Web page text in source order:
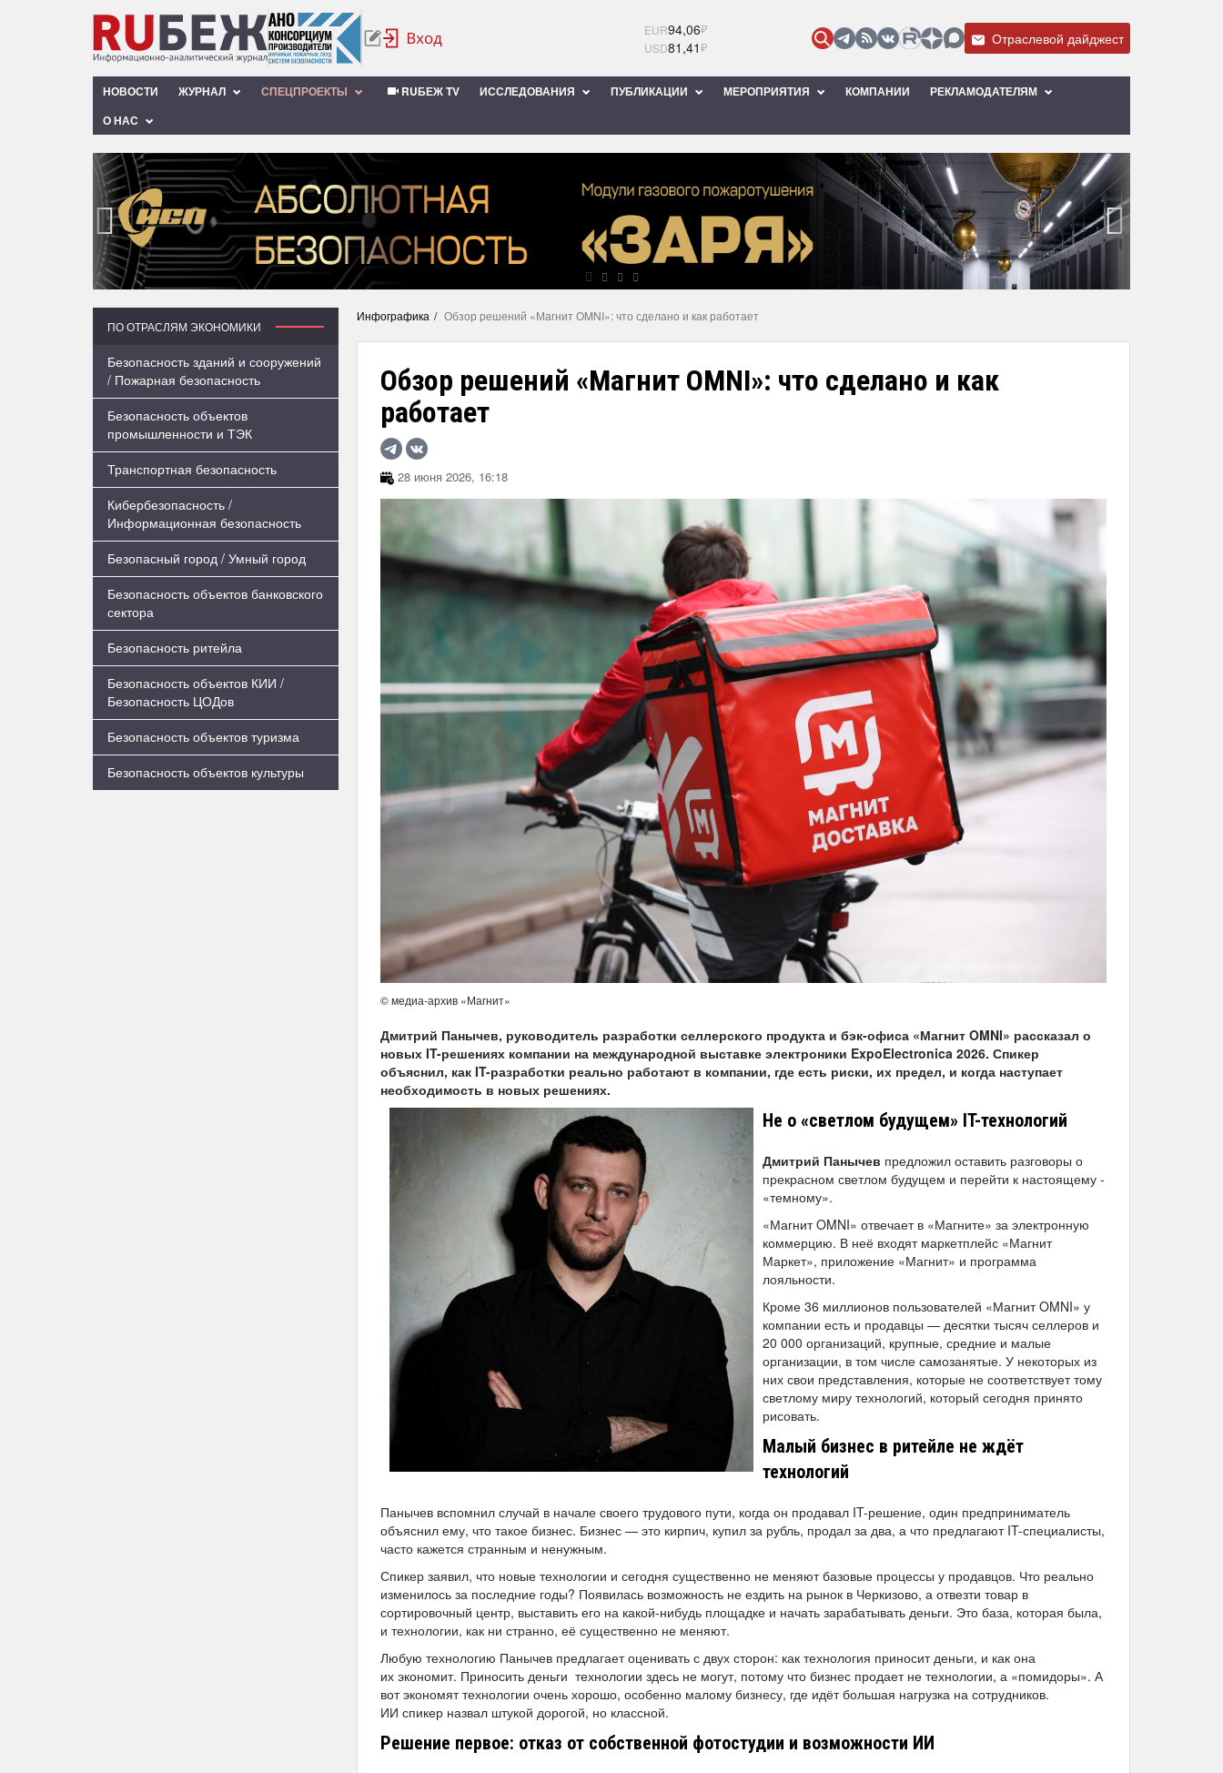
EUR94,06₽
USD81,41₽ Отраслевой дайджест
НОВОСТИ ЖУРНАЛ СПЕЦПРОЕКТЫ RUБЕЖ TV ИССЛЕДОВАНИЯ ПУБЛИКАЦИИ МЕРОПРИЯТИЯ КОМПАНИИ
РЕКЛАМОДАТЕЛЯМ
О НАС
‹
ПО ОТРАСЛЯМ ЭКОНОМИКИ
Безопасность зданий и сооружений
/ Пожарная безопасность
Безопасность объектов
промышленности и ТЭК
Транспортная безопасность
Кибербезопасность /
Информационная безопасность
Безопасный город / Умный город
Безопасность объектов банковского
сектора
Безопасность ритейла
Безопасность объектов КИИ /
Безопасность ЦОДов
Безопасность объектов туризма
Безопасность объектов культуры
Инфографика Обзор решений «Магнит OMNI»: что сделано и как работает
Обзор решений «Магнит OMNI»: что сделано и как
работает
28 июня 2026, 16:18
© медиа-архив «Магнит»
Дмитрий Панычев, руководитель разработки селлерского продукта и бэк-офиса «Магнит OMNI» рассказал о
новых IT-решениях компании на международной выставке электроники ExpoElectronica 2026. Спикер
объяснил, как IT-разработки реально работают в компании, где есть риски, их предел, и когда наступает
необходимость в новых решениях.
Не о «светлом будущем» IT-технологий
Дмитрий Панычев предложил оставить разговоры о
прекрасном светлом будущем и перейти к настоящему -
«темному».
«Магнит OMNI» отвечает в «Магните» за электронную
коммерцию. В неё входят маркетплейс «Магнит
Маркет», приложение «Магнит» и программа
лояльности.
Кроме 36 миллионов пользователей «Магнит OMNI» у
компании есть и продавцы — десятки тысяч селлеров и
20 000 организаций, крупные, средние и малые
организации, в том числе самозанятые. У некоторых из
них свои представления, которые не соответствует тому
светлому миру технологий, который сегодня принято
рисовать.
Малый бизнес в ритейле не ждёт
технологий
Панычев вспомнил случай в начале своего трудового пути, когда он продавал IT-решение, один предприниматель
объяснил ему, что такое бизнес. Бизнес — это кирпич, купил за рубль, продал за два, а что предлагают IT-специалисты,
часто кажется странным и ненужным.
Спикер заявил, что новые технологии и сегодня существенно не меняют базовые процессы у продавцов. Что реально
изменилось за последние годы? Появилась возможность не ездить на рынок в Черкизово, а отвезти товар в
сортировочный центр, выставить его на какой-нибудь площадке и начать зарабатывать деньги. Это база, которая была,
и технологии, как ни странно, её существенно не меняют.
Любую технологию Панычев предлагает оценивать с двух сторон: как технология приносит деньги, и как она
их экономит. Приносить деньги технологии здесь не могут, потому что бизнес продает не технологии, а «помидоры». А
вот экономят технологии очень хорошо, особенно малому бизнесу, где идёт большая нагрузка на сотрудников.
ИИ спикер назвал штукой дорогой, но классной.
Решение первое: отказ от собственной фотостудии и возможности ИИ